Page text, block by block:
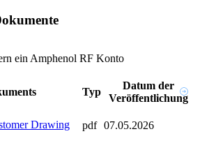
ein Amphenol RF Konto
Typ
Datum der
Veröffentlichung
Drawing
pdf 07.05.2026